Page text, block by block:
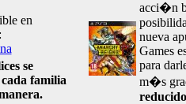
en
se
familia
acci�n
nueva
Games
para
m�s
reducido